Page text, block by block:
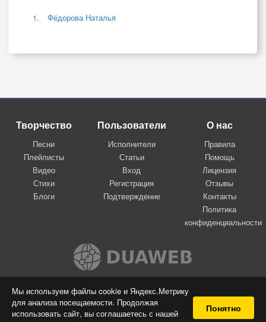
Мы используем файлы cookie и Яндекс.Метрику
для анализа посещаемости. Продолжая
использовать сайт, вы соглашаетесь с нашей
Понятно
Фёдорова Наталья
Творчество
Песни
Плейлисты
Видео
Стихи
Блоги
Пользователи
Исполнители
Статьи
Вход
Регистрация
Подтверждение
О нас
Правила
Помощь
Лицензия
Отзывы
Контакты
Политика
конфиденциальности
Вконтакте
© 2009-2026 Я-пою
Музыкальный сайт самовыражения